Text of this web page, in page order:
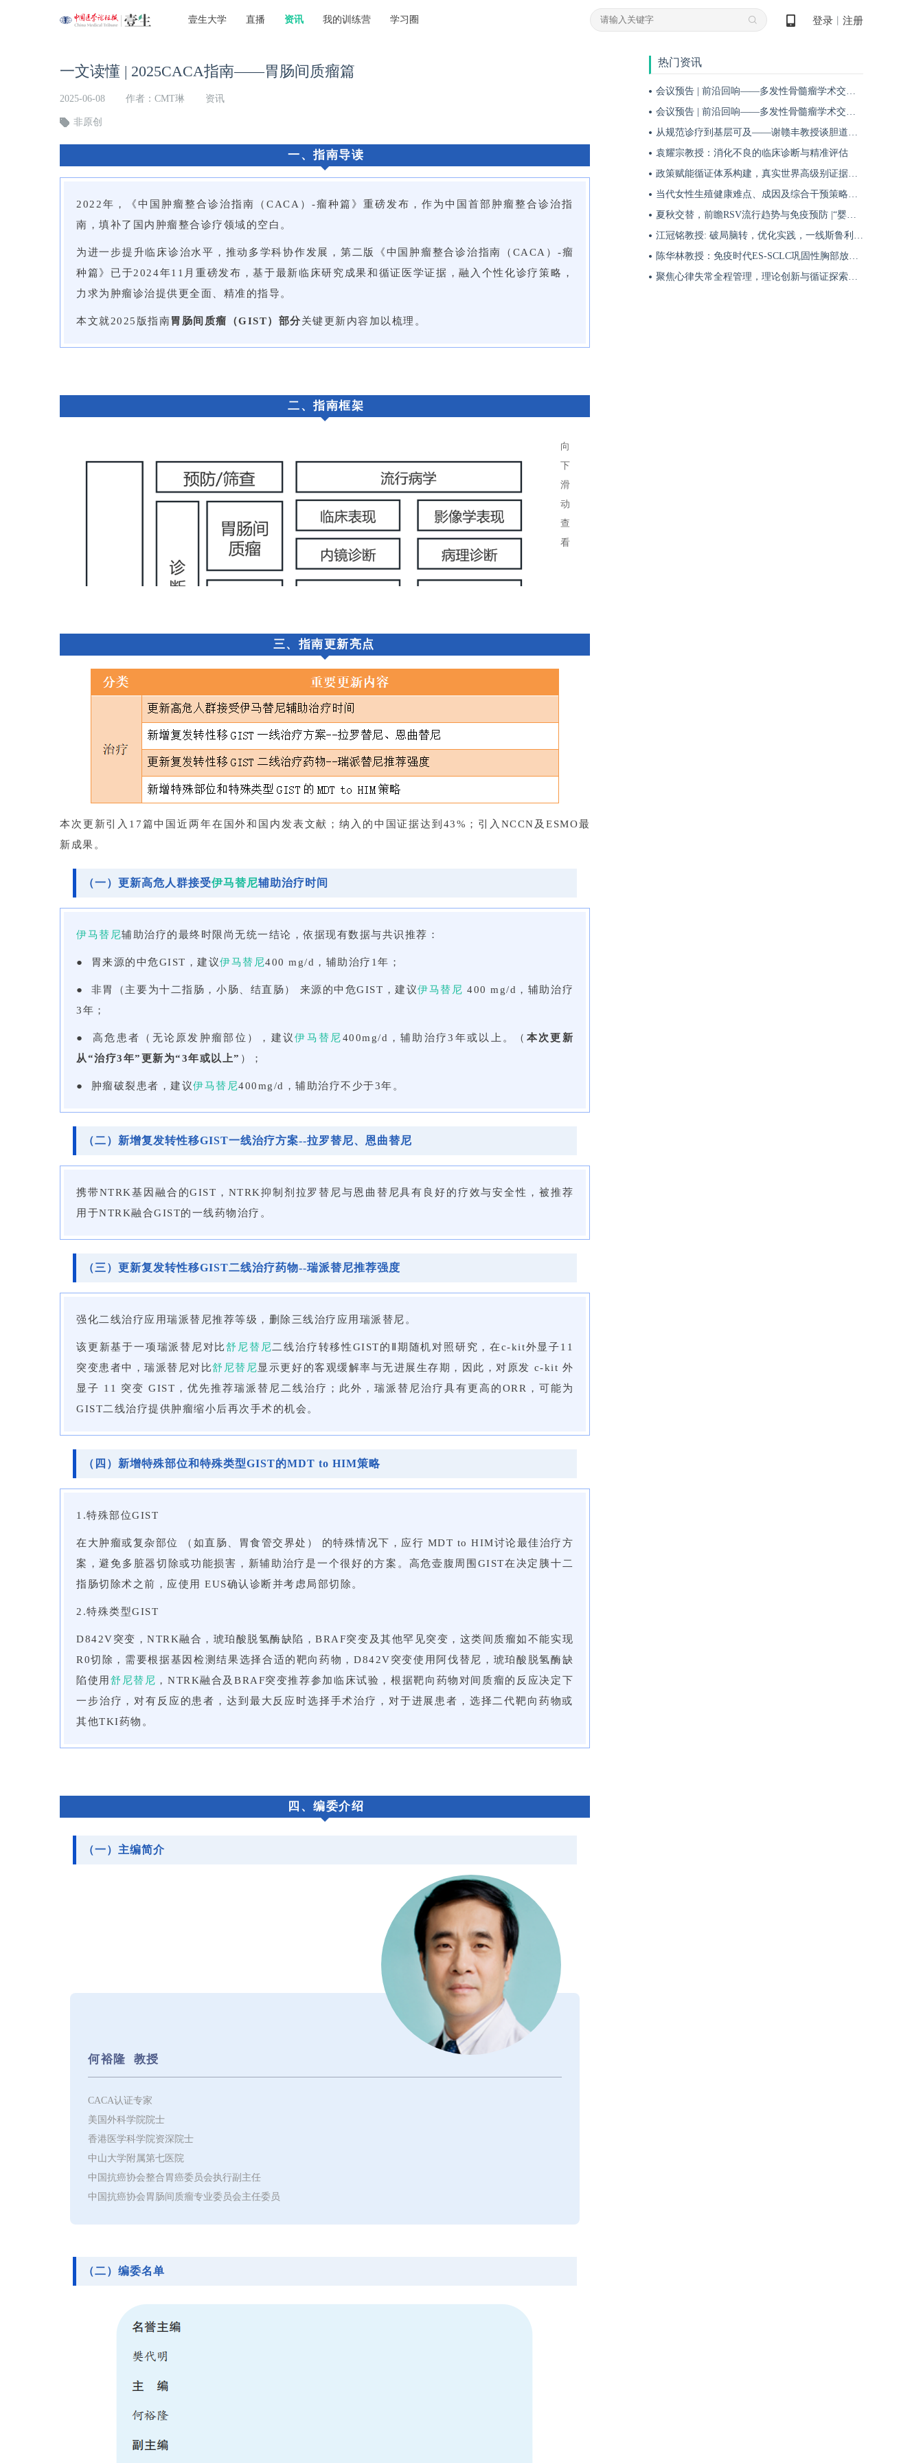
壹生大学 直播 资讯 我的训练营 学习圈 登录 注册
一文读懂 | 2025CACA指南——胃肠间质瘤篇
2025-06-08 作者：CMT琳 资讯
非原创
一、指南导读
2022年，《中国肿瘤整合诊治指南（CACA）-瘤种篇》重磅发布，作为中国首部肿瘤整合诊治指
南，填补了国内肿瘤整合诊疗领域的空白。
为进一步提升临床诊治水平，推动多学科协作发展，第二版《中国肿瘤整合诊治指南（CACA）-瘤
种篇》已于2024年11月重磅发布，基于最新临床研究成果和循证医学证据，融入个性化诊疗策略，
力求为肿瘤诊治提供更全面、精准的指导。
本文就2025版指南胃肠间质瘤（GIST） 部分关键更新内容加以梳理。
二、指南框架
向
下
滑
动
查
看
三、指南更新亮点
本次更新引入17篇中国近两年在国外和国内发表文献；纳入的中国证据达到43%；引入NCCN及ESMO最
新成果。
（一）更新高危人群接受伊马替尼辅助治疗时间
伊马替尼辅助治疗的最终时限尚无统一结论，依据现有数据与共识推荐：
● 胃来源的中危GIST，建议伊马替尼400 mg/d，辅助治疗1年；
● 非胃（主要为十二指肠，小肠、结直肠） 来源的中危GIST，建议伊马替尼 400 mg/d，辅助治疗
3年；
● 高危患者（无论原发肿瘤部位），建议伊马替尼400mg/d，辅助治疗3年或以上。（ 本次更新
从“治疗3年”更新为“3年或以上” ）；
● 肿瘤破裂患者，建议伊马替尼400mg/d，辅助治疗不少于3年。
（二）新增复发转性移GIST一线治疗方案--拉罗替尼、恩曲替尼
携带NTRK基因融合的GIST，NTRK抑制剂拉罗替尼与恩曲替尼具有良好的疗效与安全性，被推荐
用于NTRK融合GIST的一线药物治疗。
（三）更新复发转性移GIST二线治疗药物--瑞派替尼推荐强度
强化二线治疗应用瑞派替尼推荐等级，删除三线治疗应用瑞派替尼。
该更新基于一项瑞派替尼对比舒尼替尼二线治疗转移性GIST的Ⅱ期随机对照研究，在c-kit外显子11
突变患者中，瑞派替尼对比舒尼替尼显示更好的客观缓解率与无进展生存期，因此，对原发 c-kit 外
显子 11 突变 GIST，优先推荐瑞派替尼二线治疗；此外，瑞派替尼治疗具有更高的ORR，可能为
GIST二线治疗提供肿瘤缩小后再次手术的机会。
（四）新增特殊部位和特殊类型GIST的MDT to HIM策略
1.特殊部位GIST
在大肿瘤或复杂部位 （如直肠、胃食管交界处） 的特殊情况下，应行 MDT to HIM讨论最佳治疗方
案，避免多脏器切除或功能损害，新辅助治疗是一个很好的方案。高危壶腹周围GIST在决定胰十二
指肠切除术之前，应使用 EUS确认诊断并考虑局部切除。
2.特殊类型GIST
D842V突变，NTRK融合，琥珀酸脱氢酶缺陷，BRAF突变及其他罕见突变，这类间质瘤如不能实现
R0切除，需要根据基因检测结果选择合适的靶向药物，D842V突变使用阿伐替尼，琥珀酸脱氢酶缺
陷使用 舒尼替尼 ，NTRK融合及BRAF突变推荐参加临床试验，根据靶向药物对间质瘤的反应决定下
一步治疗，对有反应的患者，达到最大反应时选择手术治疗，对于进展患者，选择二代靶向药物或
其他TKI药物。
四、编委介绍
（一）主编简介
何裕隆 教授
CACA认证专家
美国外科学院院士
香港医学科学院资深院士
中山大学附属第七医院
中国抗癌协会整合胃癌委员会执行副主任
中国抗癌协会胃肠间质瘤专业委员会主任委员
（二）编委名单
热门资讯
会议预告 | 前沿回响——多发性骨髓瘤学术交流会第十九期即将启幕！
会议预告 | 前沿回响——多发性骨髓瘤学术交流会第十八期即将启幕！
从规范诊疗到基层可及——谢赣丰教授谈胆道肿瘤防治的本土化实践之路
袁耀宗教授：消化不良的临床诊断与精准评估
政策赋能循证体系构建，真实世界高级别证据夯实斯鲁利单抗一线治疗广泛期小细胞肺癌临床地位
当代女性生殖健康难点、成因及综合干预策略——魏晗
夏秋交替，前瞻RSV流行趋势与免疫预防 |“婴儿RSV预防圆桌派”专题访谈
江冠铭教授: 破局脑转，优化实践，一线斯鲁利单抗联合化疗为小细胞肺癌脑转移患者带来颅内与全身双重获益
陈华林教授：免疫时代ES-SCLC巩固性胸部放疗再添真实世界循证依据——cTRT可独立改善患者生存获益
聚焦心律失常全程管理，理论创新与循证探索共筑诊疗新格局